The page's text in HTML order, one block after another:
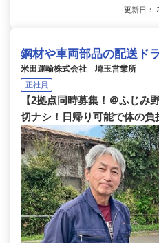
更新日：
鋼材や車両部品の配送ド
米田運輸株式会社 埼玉営業所
正社員
【2拠点同時募集！＠ふじみ
切ナシ！日帰り可能で体の負